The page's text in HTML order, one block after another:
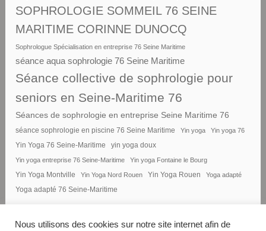
SOPHROLOGIE SOMMEIL 76 SEINE
MARITIME CORINNE DUNOCQ
Sophrologue Spécialisation en entreprise 76 Seine Maritime
séance aqua sophrologie 76 Seine Maritime
Séance collective de sophrologie pour
seniors en Seine-Maritime 76
Séances de sophrologie en entreprise Seine Maritime 76
séance sophrologie en piscine 76 Seine Maritime Yin yoga Yin yoga 76
Yin Yoga 76 Seine-Maritime yin yoga doux
Yin yoga entreprise 76 Seine-Maritime Yin yoga Fontaine le Bourg
Yin Yoga Montville Yin Yoga Nord Rouen Yin Yoga Rouen Yoga adapté
Yoga adapté 76 Seine-Maritime
Nous utilisons des cookies sur notre site internet afin de